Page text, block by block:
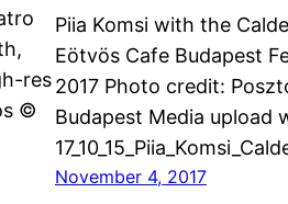
res
©
Piia Komsi with the
Eötvös Cafe Budapest
2017 Photo credit:
Budapest Media upload
November 4, 2017